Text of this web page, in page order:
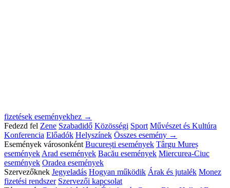
fizetések eseményekhez →
Fedezd fel Zene Szabadidő Közösségi Sport Művészet és Kultúra
Konferencia Előadók Helyszínek Összes esemény →
Események városonként București események Târgu Mureș
események Arad események Bacău események Miercurea-Ciuc
események Oradea események
Szervezőknek Jegyeladás Hogyan működik Árak és jutalék Monez
fizetési rendszer Szervezői kapcsolat